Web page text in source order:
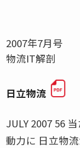
2007年7月号
物流IT解剖
日立物流
JULY 2007 56
動力に 日立物